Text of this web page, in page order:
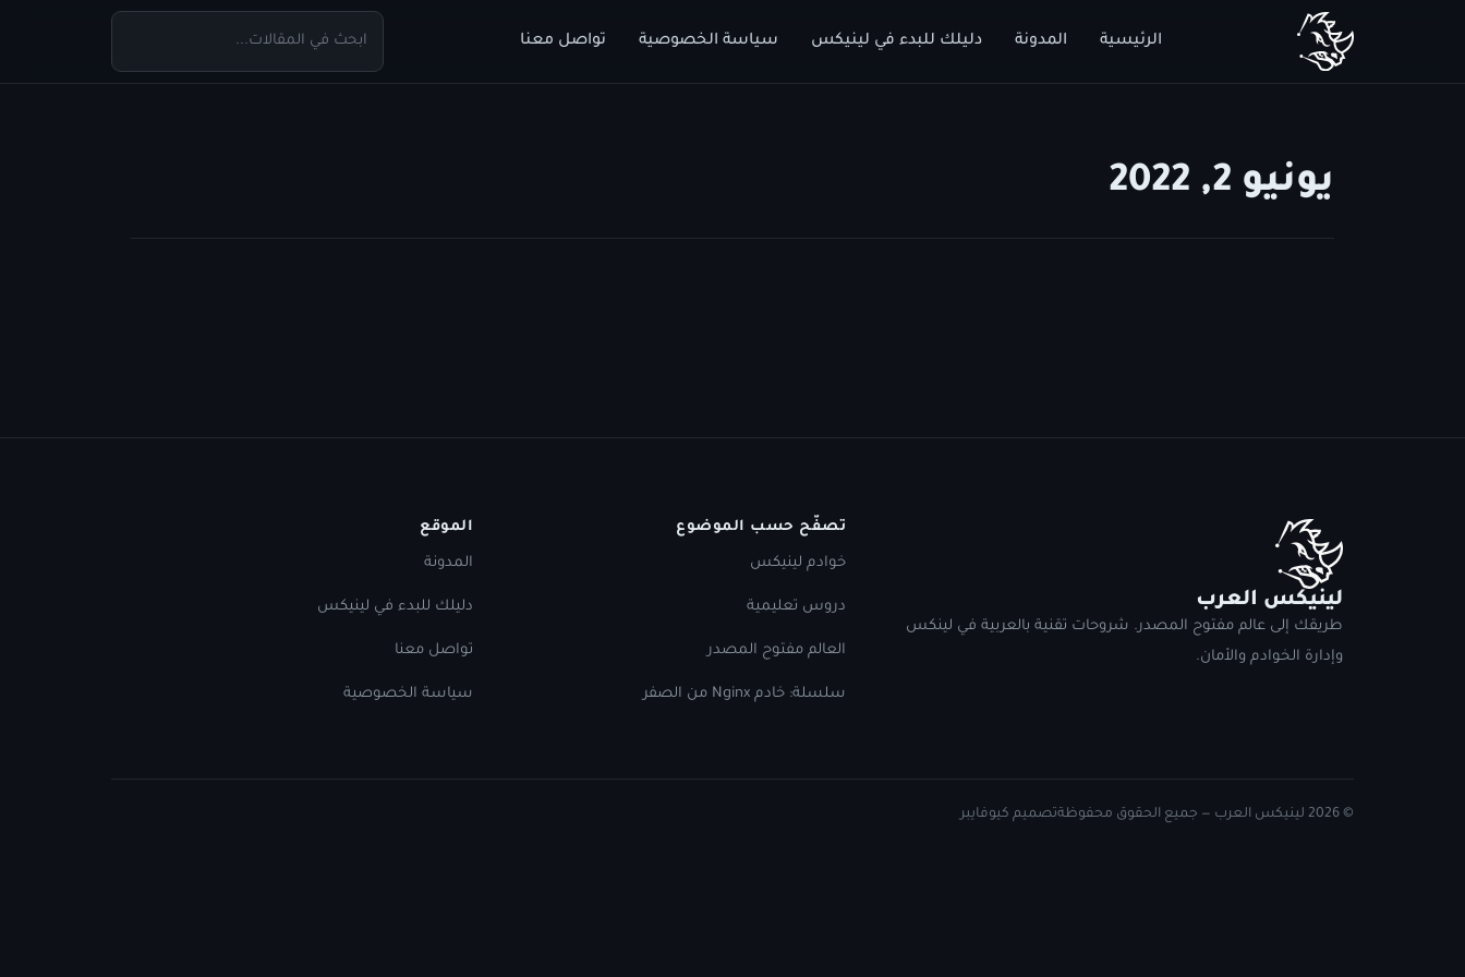
الرئيسية المدونة دليلك للبدء في لينيكس سياسة الخصوصية تواصل معنا
يونيو 2, 2022
لينيكس العرب
طريقك إلى عالم مفتوح المصدر. شروحات تقنية بالعربية في لينكس
وإدارة الخوادم والأمان.
تصفّح حسب الموضوع
خوادم لينيكس
دروس تعليمية
العالم مفتوح المصدر
سلسلة: خادم Nginx من الصفر
الموقع
المدونة
دليلك للبدء في لينيكس
تواصل معنا
سياسة الخصوصية
© 2026 لينيكس العرب — جميع الحقوق محفوظة تصميم كيوفايبر